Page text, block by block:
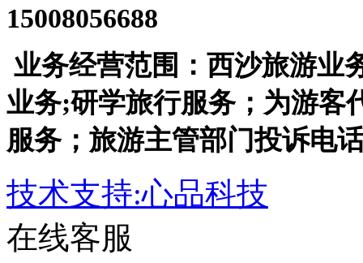
15008056688
业务经营范围：西沙旅游业
业务;研学旅行服务；为游客
服务；旅游主管部门投诉电
技术支持:心品科技
在线客服